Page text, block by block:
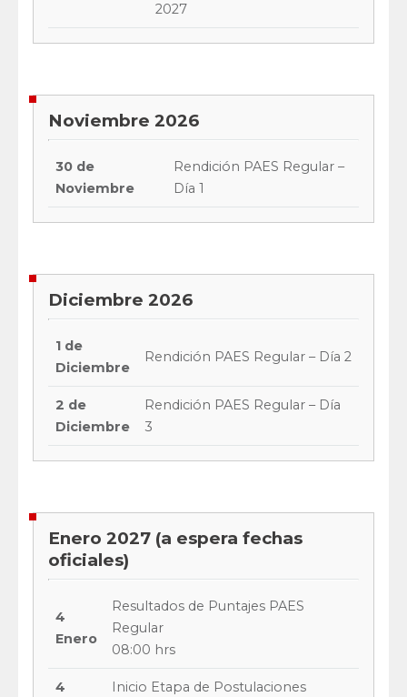
2027
Noviembre 2026
30 de
Noviembre
Rendición PAES Regular –
Día 1
Diciembre 2026
1 de
Diciembre
Rendición PAES Regular – Día 2
2 de
Diciembre
Rendición PAES Regular – Día
3
Enero 2027 (a espera fechas
oficiales)
4
Enero
Resultados de Puntajes PAES
Regular
08:00 hrs
4
Inicio Etapa de Postulaciones